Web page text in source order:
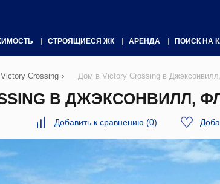
СТРОЯЩИЕСЯ ЖК АРЕНДА ПОИСК НА
Victory Crossing › Дом в Victory Crossing в
В ДЖЭКСОНВИЛЛ,
Добавить к сравнению (0)